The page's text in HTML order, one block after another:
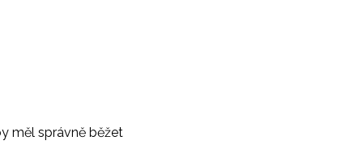
měl správně běžet